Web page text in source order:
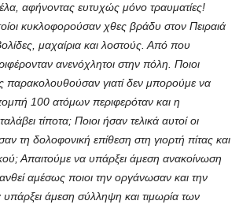
αφήνοντας ευτυχώς μόνο τραυματίες!
κυκλοφορούσαν χθες βράδυ στον Πειραιά
μαχαίρια και λοστούς. Από που
ανενόχλητοι στην πόλη. Ποιοι
παρακολουθούσαν γιατί δεν μπορούμε να
100 ατόμων περιφερόταν και η
τίποτα; Ποιοι ήσαν τελικά αυτοί οι
τη δολοφονική επίθεση στη γιορτή πίτας και
Απαιτούμε να υπάρξει άμεση ανακοίνωση
αμέσως ποιοι την οργάνωσαν και την
άμεση σύλληψη και τιμωρία των